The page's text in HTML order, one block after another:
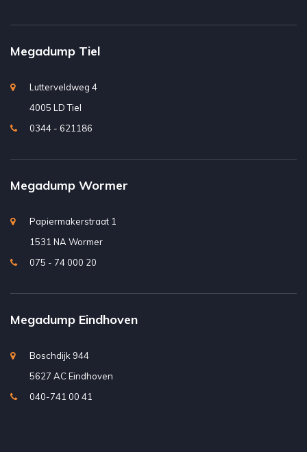
Megadump Tiel
Lutterveldweg 4
4005 LD Tiel
0344 - 621186
Megadump Wormer
Papiermakerstraat 1
1531 NA Wormer
075 - 74 000 20
Megadump Eindhoven
Boschdijk 944
5627 AC Eindhoven
040-741 00 41